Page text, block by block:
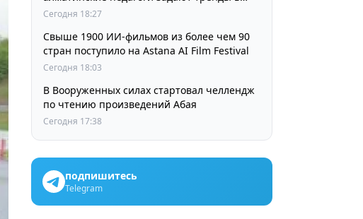
изучении языков
Сегодня 18:27
Свыше 1900 ИИ-фильмов из более чем 90
стран поступило на Astana AI Film Festival
Сегодня 18:03
В Вооруженных силах стартовал челлендж
по чтению произведений Абая
Сегодня 17:38
подпишитесь
Telegram